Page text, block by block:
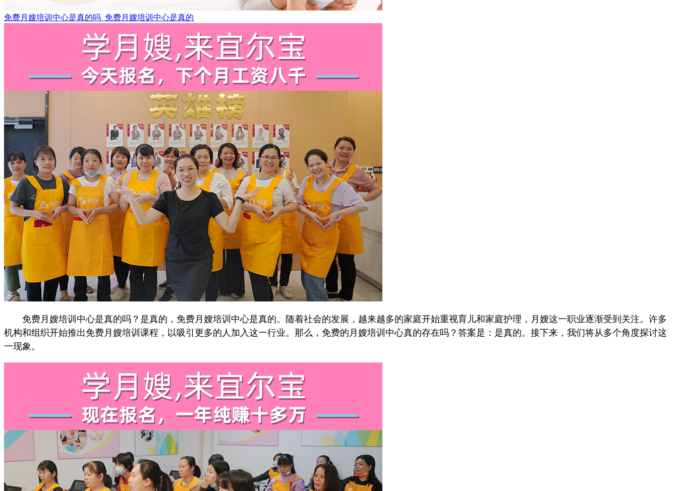
免费月嫂培训中心是真的吗_免费月嫂培训中心是真的
免费月嫂培训中心是真的吗？是真的，免费月嫂培训中心是真的。随着社会的发展，越来越多的家庭开始重视育儿和家庭护理，月嫂这一职业逐渐受到关注。许多
机构和组织开始推出免费月嫂培训课程，以吸引更多的人加入这一行业。那么，免费的月嫂培训中心真的存在吗？答案是：是真的。接下来，我们将从多个角度探讨这
一现象。